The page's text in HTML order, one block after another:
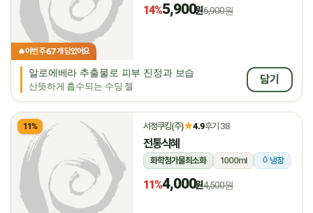
🔥이번 주67개 담았어요
14%5,900원6,900원
알로에베라 추출물로 피부 진정과 보습
산뜻하게 흡수되는 수딩 젤
담기
11% 서정쿠킹(주)★4.9후기 38
전통식혜
화학첨가물최소화 1000ml 냉장
11%4,000원4,500원